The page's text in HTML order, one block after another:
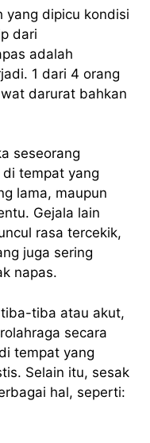
yang dipicu kondisi
dari
adalah
1 dari 4 orang
darurat bahkan
seseorang
tempat yang
lama, maupun
Gejala lain
rasa tercekik,
juga sering
napas.
tiba atau akut,
secara
tempat yang
Selain itu, sesak
hal, seperti: